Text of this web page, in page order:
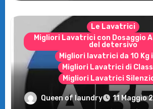
Le Lavatrici
Migliori Lavatrici con Dosaggio
del detersivo
Migliori lavatrici da 10 Kg
Migliori Lavatrici di
Migliori Lavatrici
Recensione della
Queen of laundry 11 Maggio